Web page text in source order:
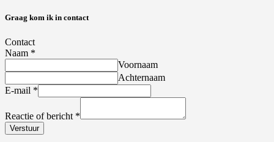
Graag kom ik in contact
Contact
Naam *
Voornaam
Achternaam
E-mail *
Reactie of bericht *
Verstuur